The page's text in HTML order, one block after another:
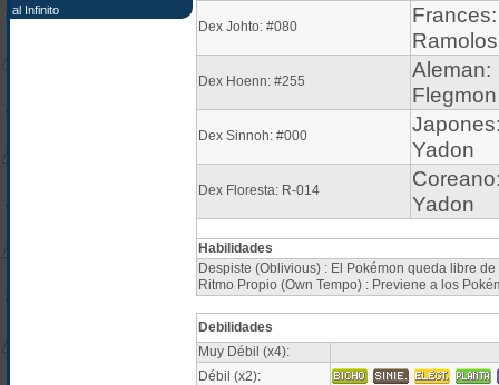
al Infinito
Dex Johto: #080
Frances:
Dex Hoenn: #255
Aleman:
Flegmon
Dex Sinnoh: #000
Yadon
Dex Floresta: R-014
Yadon
Habilidades
Despiste (Oblivious) : El Pokémon queda libre
Ritmo Propio (Own Tempo) : Previene a los
Debilidades
Muy Débil (x4):
Débil (x2):